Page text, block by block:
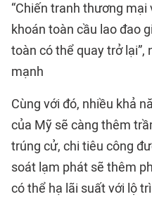
“Chiến tranh thương
khoán toàn cầu lao đao
toàn có thể quay trở lại”,
mạnh
Cùng với đó, nhiều khả
của Mỹ sẽ càng thêm
trúng cử, chi tiêu công
soát lạm phát sẽ thêm
có thể hạ lãi suất với lộ